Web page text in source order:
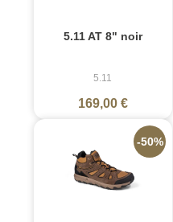
5.11 AT 8" noir
5.11
169,00 €
-50%